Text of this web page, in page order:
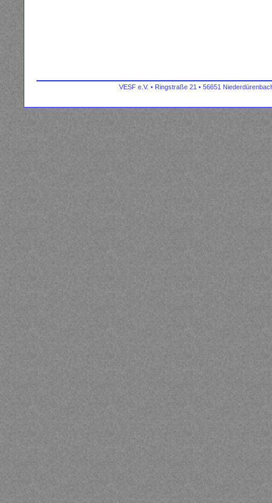
VESF e.V. • Ringstraße 21 • 56651